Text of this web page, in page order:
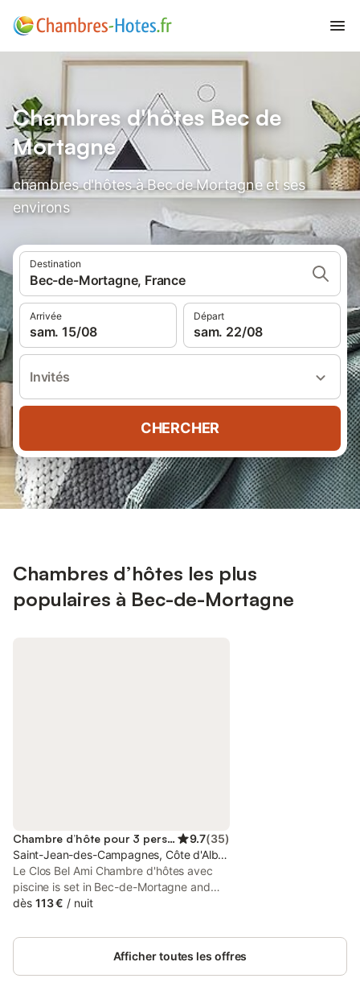
Chambres d'hôtes Bec de
Mortagne
chambres d'hôtes à Bec de Mortagne et ses
environs
Destination
Bec-de-Mortagne, France
Arrivée
sam. 15/08
Départ
sam. 22/08
Invités
CHERCHER
Chambres d’hôtes les plus
populaires à Bec-de-Mortagne
Chambre d’hôte pour 3 personnes 9.7(35)
Saint-Jean-des-Campagnes, Côte d'Albâtre
Le Clos Bel Ami Chambre d'hôtes avec
piscine is set in Bec-de-Mortagne and
has a private pool and garden views. This
private parking and free WiFi.
dès 113 € / nuit
Afficher toutes les offres